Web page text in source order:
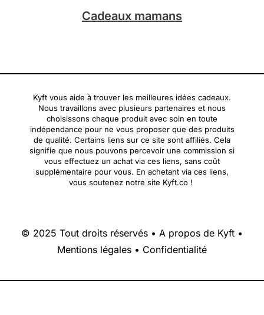
Cadeaux mamans
Kyft vous aide à trouver les meilleures idées cadeaux.
Nous travaillons avec plusieurs partenaires et nous
choisissons chaque produit avec soin en toute
indépendance pour ne vous proposer que des produits
de qualité. Certains liens sur ce site sont affiliés. Cela
signifie que nous pouvons percevoir une commission si
vous effectuez un achat via ces liens, sans coût
supplémentaire pour vous. En achetant via ces liens,
vous soutenez notre site Kyft.co !
© 2025 Tout droits réservés • A propos de Kyft •
Mentions légales • Confidentialité